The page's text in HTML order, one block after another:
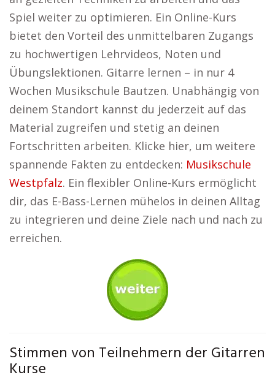
Spiel weiter zu optimieren. Ein Online-Kurs
bietet den Vorteil des unmittelbaren Zugangs
zu hochwertigen Lehrvideos, Noten und
Übungslektionen. Gitarre lernen – in nur 4
Wochen Musikschule Bautzen. Unabhängig von
deinem Standort kannst du jederzeit auf das
Material zugreifen und stetig an deinen
Fortschritten arbeiten. Klicke hier, um weitere
spannende Fakten zu entdecken: Musikschule
Westpfalz. Ein flexibler Online-Kurs ermöglicht
dir, das E-Bass-Lernen mühelos in deinen Alltag
zu integrieren und deine Ziele nach und nach zu
erreichen.
Stimmen von Teilnehmern der Gitarren
Kurse